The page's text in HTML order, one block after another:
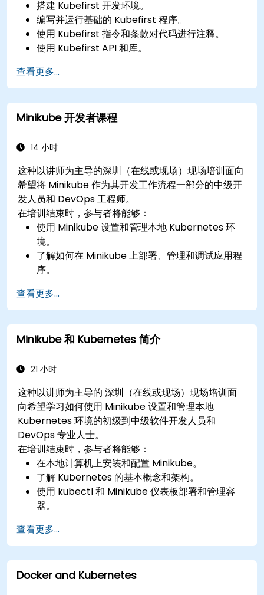
搭建 Kubefirst 开发环境。
编写并运行基础的 Kubefirst 程序。
使用 Kubefirst 指令和条款对代码进行注释。
使用 Kubefirst API 和库。
查看更多...
Minikube 开发者课程
14 小时
这种以讲师为主导的深圳（在线或现场）现场培训面向
希望将 Minikube 作为其开发工作流程一部分的中级开
发人员和 DevOps 工程师。
在培训结束时，参与者将能够：
使用 Minikube 设置和管理本地 Kubernetes 环
境。
了解如何在 Minikube 上部署、管理和调试应用程
序。
使用 Minikube 的高级功能优化他们的开发流程。
将最佳实践应用于本地 Kubernetes 开发。
查看更多...
Minikube 和 Kubernetes 简介
21 小时
这种以讲师为主导的 深圳（在线或现场）现场培训面
向希望学习如何使用 Minikube 设置和管理本地
Kubernetes 环境的初级到中级软件开发人员和
DevOps 专业人士。
在培训结束时，参与者将能够：
在本地计算机上安装和配置 Minikube。
了解 Kubernetes 的基本概念和架构。
使用 kubectl 和 Minikube 仪表板部署和管理容
器。
案。
利用 Minikube 开发、测试和调试应用程序。
查看更多...
Docker and Kubernetes